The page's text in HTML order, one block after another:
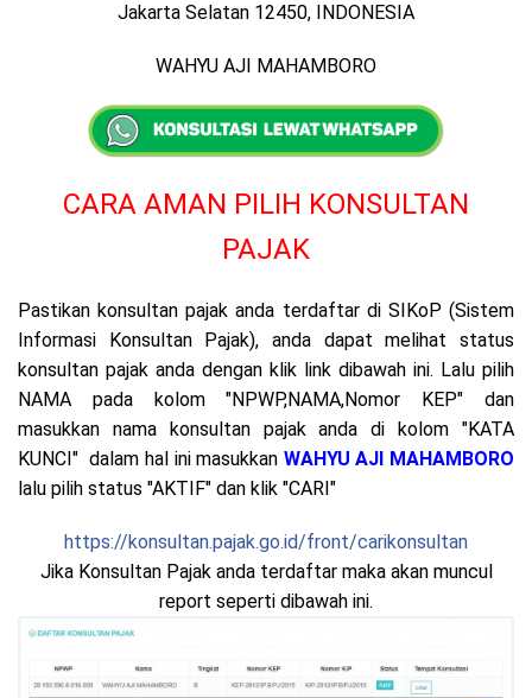
Jakarta Selatan 12450, INDONESIA
WAHYU AJI MAHAMBORO
CARA AMAN PILIH KONSULTAN
PAJAK
Pastikan konsultan pajak anda terdaftar di SIKoP (Sistem
Informasi Konsultan Pajak), anda dapat melihat status
konsultan pajak anda dengan klik link dibawah ini. Lalu pilih
NAMA pada kolom "NPWP,NAMA,Nomor KEP" dan
masukkan nama konsultan pajak anda di kolom "KATA
KUNCI" dalam hal ini masukkan WAHYU AJI MAHAMBORO
lalu pilih status "AKTIF" dan klik "CARI"
https://konsultan.pajak.go.id/front/carikonsultan
Jika Konsultan Pajak anda terdaftar maka akan muncul
report seperti dibawah ini.